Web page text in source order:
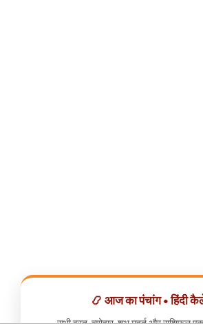
📿 आज का पंचांग • हिंदी
सभी व्रत, त्योहार, शुभ मुहूर्त और राशिफल